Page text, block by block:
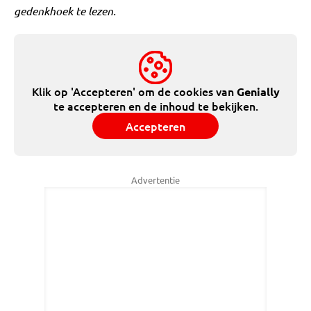
gedenkhoek te lezen.
Klik op 'Accepteren' om de cookies vanGenially
te accepteren en de inhoud te bekijken.
Accepteren
Advertentie